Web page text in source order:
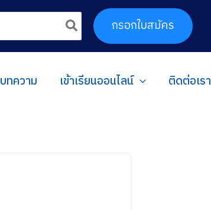
กรอกใบสมัคร
บทความ เข้าเรียนออนไลน์ ติดต่อเรา